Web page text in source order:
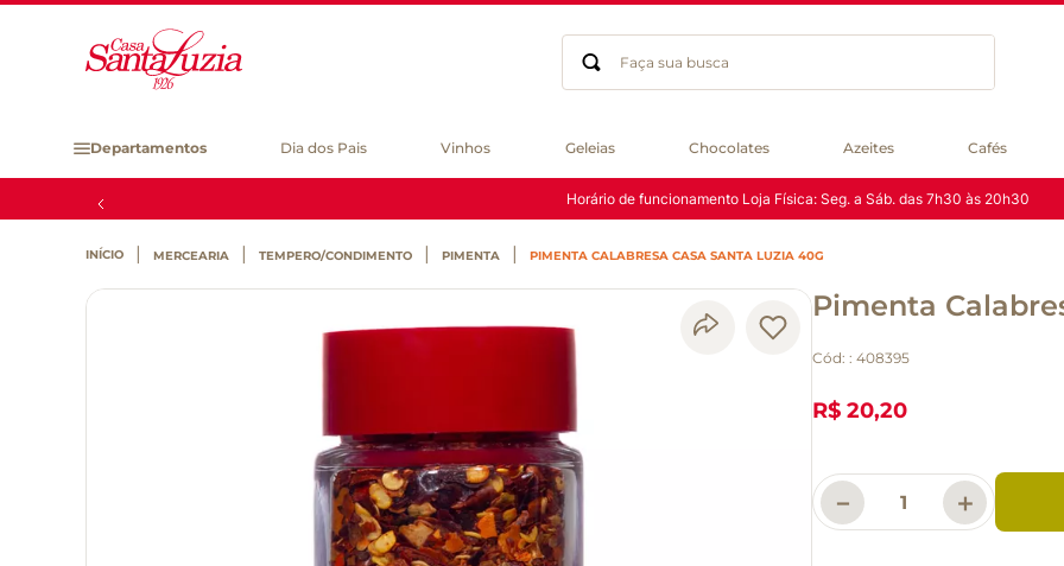
Faça sua busca
Departamentos Dia dos Pais Vinhos Geleias Chocolates Azeites Cafés
Horário de funcionamento Loja Física: Seg. a Sáb. das 7h30 às 20h30
MERCEARIA TEMPERO/CONDIMENTO PIMENTA PIMENTA CALABRESA CASA SANTA LUZIA 40G
Pimenta
Cód: : 408395
R$ 20,20
＋
－
gluten
chá